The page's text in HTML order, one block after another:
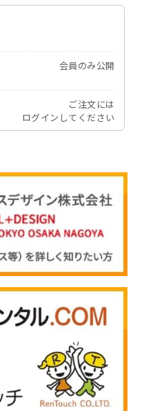
会員のみ公開
ご注文には
ログイン してください